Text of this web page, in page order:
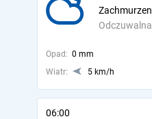
Odczuwalna
Opad: 0 mm
Wiatr:
5 km/h
06:00